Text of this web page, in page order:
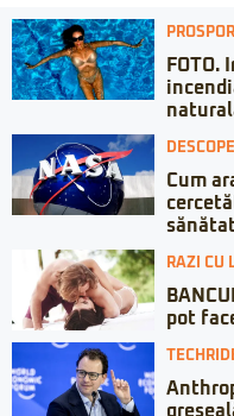
FOTO.
Cum
RAZI CU
pot